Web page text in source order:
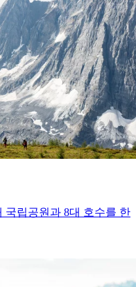
국립공원과 8대 호수를 한